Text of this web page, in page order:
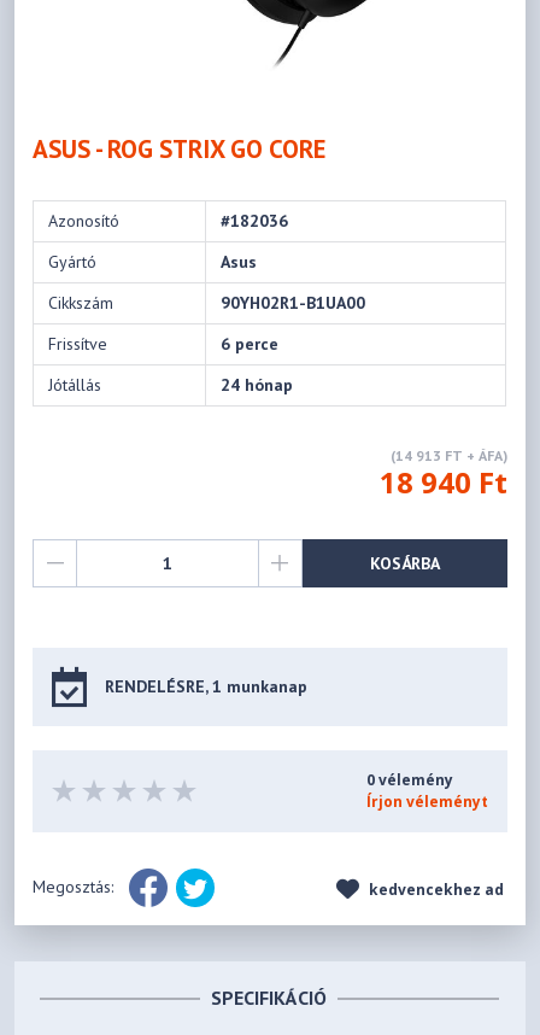
ASUS - ROG STRIX GO CORE
Azonosító
#182036
Gyártó
Asus
Cikkszám
90YH02R1-B1UA00
Frissítve
6 perce
Jótállás
24 hónap
(14 913 FT + ÁFA)
18 940 Ft
KOSÁRBA
RENDELÉSRE, 1 munkanap
0 vélemény
Írjon véleményt
Megosztás: kedvencekhez ad
SPECIFIKÁCIÓ